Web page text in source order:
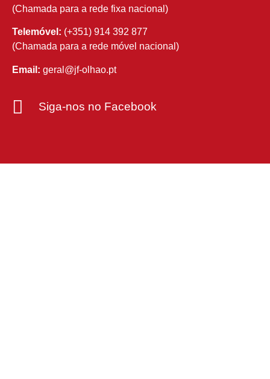
(Chamada para a rede fixa nacional)
Telemóvel: (+351) 914 392 877
(Chamada para a rede móvel nacional)
Email: geral@jf-olhao.pt
Siga-nos no Facebook